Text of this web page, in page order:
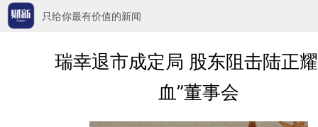
只给你最有价值的新闻
瑞幸退市成定局 股东阻击陆正
血”董事会